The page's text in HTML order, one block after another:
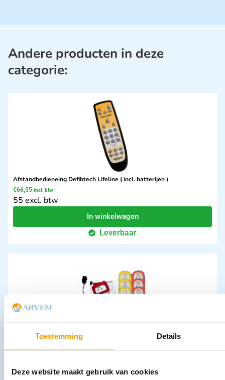
Toestemming Details
Deze website maakt gebruik van cookies
Andere producten in deze
categorie:
Afstandbedieneing Defibtech Lifeline ( incl. batterijen )
€66,55 incl. btw
55 excl. btw
In winkelwagen
Leverbaar
Trainings electroden Lifepak (5) plakkers+ kabel in foudraal
€107,91 incl. btw
In winkelwagen